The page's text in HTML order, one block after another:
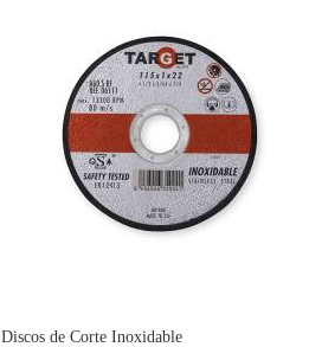
Discos de Corte Inoxidable